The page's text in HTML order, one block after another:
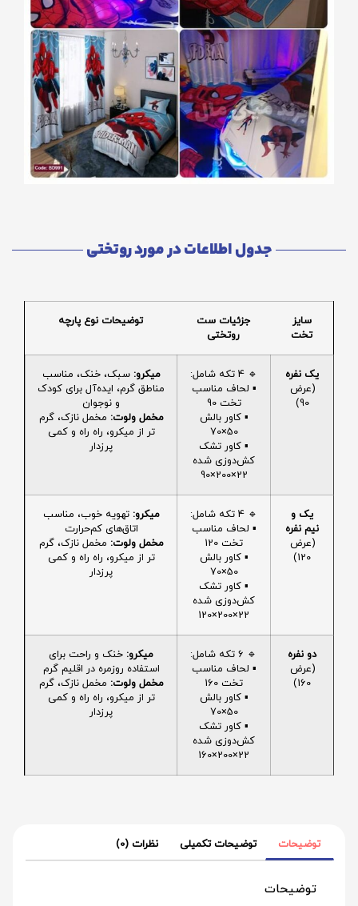
جدول اطلاعات در مورد روتختی
سایز
تخت
جزئیات ست
روتختی
توضیحات نوع پارچه
یک نفره
(عرض
90)
🔹 4 تکه شامل:
▪️ لحاف مناسب
تخت 90
▪️ کاور بالش
50×70
▪️ کاور تشک
کش‌دوزی شده
22×200×90
میکرو: سبک، خنک، مناسب
مناطق گرم، ایده‌آل برای کودک
و نوجوان
مخمل ولوت: مخمل نازک، گرم
تر از میکرو، راه راه و کمی
پرزدار
یک و
نیم نفره
(عرض
120)
🔹 4 تکه شامل:
▪️ لحاف مناسب
تخت 120
▪️ کاور بالش
50×70
▪️ کاور تشک
کش‌دوزی شده
22×200×120
میکرو: تهویه خوب، مناسب
اتاق‌های کم‌حرارت
مخمل ولوت: مخمل نازک، گرم
تر از میکرو، راه راه و کمی
پرزدار
دو نفره
(عرض
160)
🔹 6 تکه شامل:
▪️ لحاف مناسب
تخت 160
▪️ کاور بالش
50×70
▪️ کاور تشک
کش‌دوزی شده
22×200×160
میکرو: خنک و راحت برای
استفاده روزمره در اقلیم گرم
مخمل ولوت: مخمل نازک، گرم
تر از میکرو، راه راه و کمی
پرزدار
توضیحات توضیحات تکمیلی نظرات (0)
توضیحات